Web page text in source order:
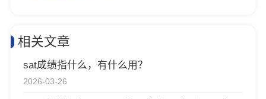
相关文章
sat成绩指什么，有什么用？
2026-03-26